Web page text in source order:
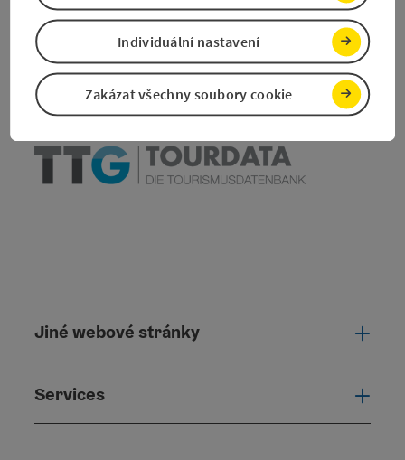
přejít na poznámky
Vytvořit PDF
příspěvek
V okolí
powered byTOURDATA
Jiné webové stránky
Services
Zakázat všechny soubory cookie
Individuální nastavení